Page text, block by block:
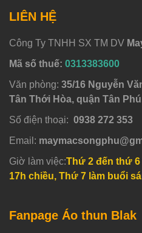
LIÊN HỆ
Công Ty TNHH SX TM DV
Mã số thuế: 0313383600
Văn phòng: 35/16 Nguyễn
Tân Thới Hòa, quận Tân
Số điện thoại: 0938 272 353
Email:
Giờ làm việc:Thứ 2 đến thứ
17h chiều, Thứ 7 làm buổi
Fanpage Áo thun Blak